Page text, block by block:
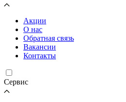
Акции
О нас
Обратная связь
Вакансии
Контакты
Cервис